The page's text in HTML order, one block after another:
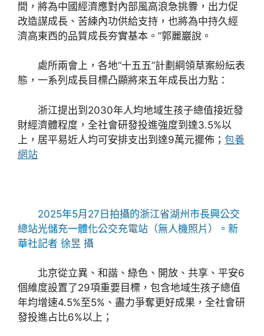
間，將為中國經濟應對內部風高浪急挑釁，出力促
改造謀成長、苦練內功供給支持，也將為中持久經
濟高東西的品質成長夯實基本。”郭麗巖說。
處所兩會上，各地“十五五”計劃綱領草案紛紜表
態，一系列成長目標凸顯將來五年成長出力點：
浙江提出到2030年人均地域生孩子總值接近發
財經濟體程度，全社會研發投進強度到達3.5%以
上，居平易近人均可安排支出到達9萬元擺佈； 包養
網站
2025年5月27日拍攝的浙江省湖州市長興公交
總站光儲充一體化公交充電站（無人機照片）。新
華社記者 徐昱 攝
北京從立異、和諧、綠色、開放、共享、平安6
個維度設置了29項重要目標，包含地域生孩子總值
年均增速4.5%至5%、盡力爭奪更好成果，全社會研
發投進占比6%以上；